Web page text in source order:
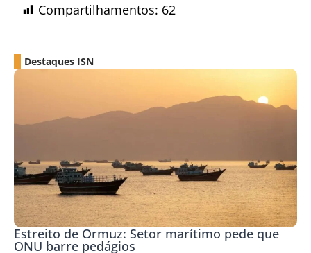
Compartilhamentos: 62
Destaques ISN
Estreito de Ormuz: Setor marítimo pede que
ONU barre pedágios